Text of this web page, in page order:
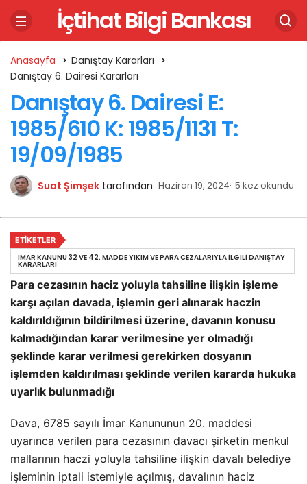
İçtihat Bilgi Bankası
Anasayfa
Danıştay Kararları
Danıştay 6. Dairesi Kararları
Danıştay 6. Dairesi E:
1985/610 K: 1985/1131 T:
19/09/1985
Suat Şimşek tarafından Haziran 19, 2024 5 kez okundu
Para cezasının haciz yoluyla tahsiline ilişkin işleme
karşı açılan davada, işlemin geri alınarak haczin
kaldırıldığının bildirilmesi üzerine, davanın konusu
kalmadığından karar verilmesine yer olmadığı
şeklinde karar verilmesi gerekirken dosyanın
işlemden kaldırılması şeklinde verilen kararda hukuka
uyarlık bulunmadığı
Dava, 6785 sayılı İmar Kanununun 20. maddesi
uyarınca verilen para cezasının davacı şirketin menkul
mallarının haczi yoluyla tahsiline ilişkin davalı belediye
işleminin iptali istemiyle açılmış, davalının haciz
ETIKETLER
İMAR KANUNU 32 VE 42. MADDE YIKIM VE PARA CEZALARIYLA İLGILI DANIŞTAY
KARARLARI